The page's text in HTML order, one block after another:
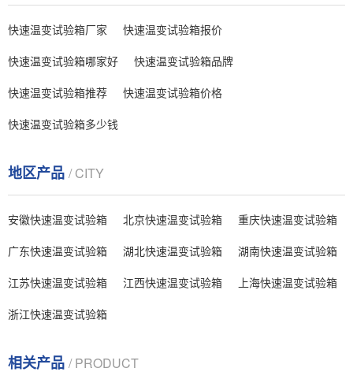
快速温变试验箱厂家
快速温变试验箱报价
快速温变试验箱哪家好
快速温变试验箱品牌
快速温变试验箱推荐
快速温变试验箱价格
快速温变试验箱多少钱
地区产品 / CITY
安徽快速温变试验箱 北京快速温变试验箱
重庆快速温变试验箱
广东快速温变试验箱
湖北快速温变试验箱
湖南快速温变试验箱
江苏快速温变试验箱
江西快速温变试验箱
上海快速温变试验箱
浙江快速温变试验箱
相关产品 / PRODUCT